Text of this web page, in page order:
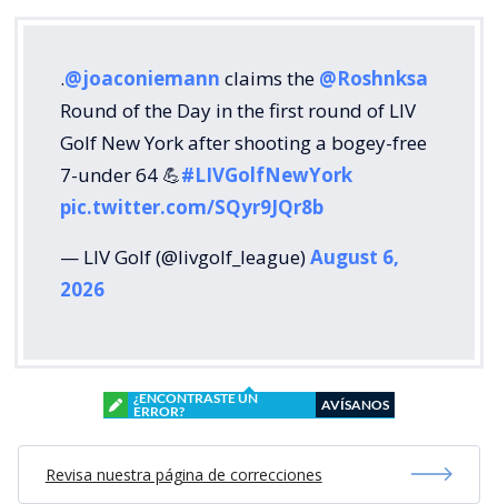
.@joaconiemann claims the @Roshnksa
Round of the Day in the first round of LIV
Golf New York after shooting a bogey-free
7-under 64 💪#LIVGolfNewYork
pic.twitter.com/SQyr9JQr8b
— LIV Golf (@livgolf_league)August 6,
2026
¿ENCONTRASTE UN
ERROR?
AVÍSANOS
Revisa nuestra página de correcciones